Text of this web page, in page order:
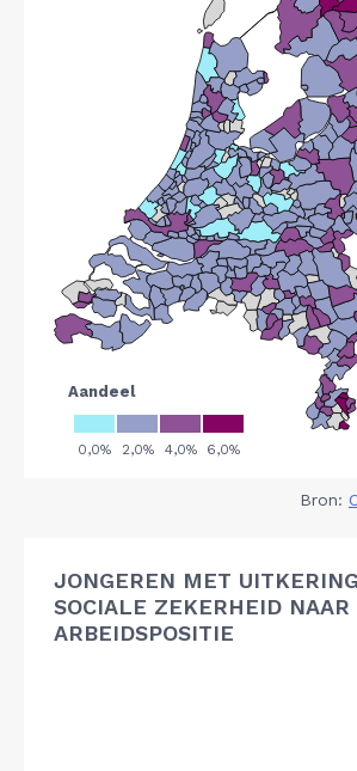
Bron:
JONGEREN MET UITKERING
SOCIALE ZEKERHEID NAAR
ARBEIDSPOSITIE